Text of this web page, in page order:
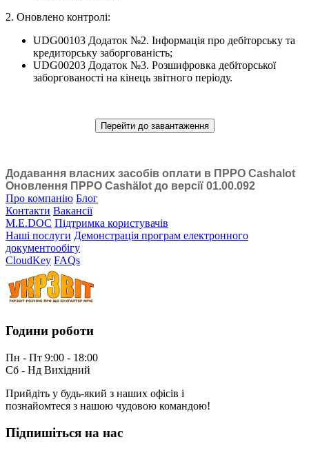
2. Оновлено контролі:
UDG00103 Додаток №2. Iнформацiя про дебiтоpську та
кpедитоpську забоpгованiсть;
UDG00203 Додаток №3. Розшифровка дебіторської
заборгованості на кінець звітного періоду.
Перейти до завантаження
Додавання власних засобів оплати в ПРРО Cashalot
Оновлення ПРРО Cashӓlot до версії 01.00.092
Про компанію Блог
Контакти Вакансії
M.E.DOC Підтримка користувачів
Наші послуги Демонстрація програм електронного
документообігу
CloudKey FAQs
Години роботи
Пн - Пт 9:00 - 18:00
Сб - Нд Вихідний
Прийдіть у будь-який з наших офісів і
познайомтеся з нашою чудовою командою!
Підпишіться на нас